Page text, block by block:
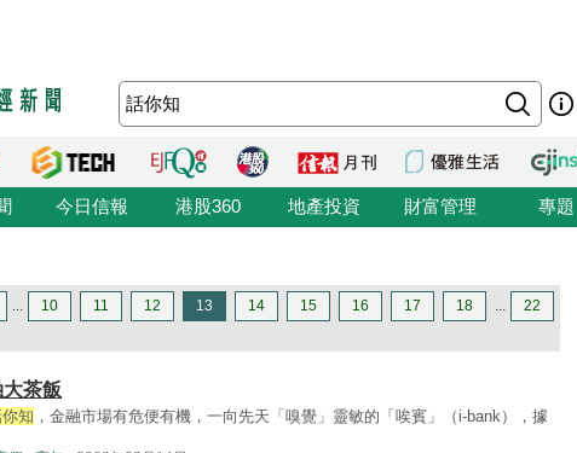
今日信報 港股360 地產投資 財富管理 專題
... 10 11 12 13 14 15 16 17 18 ... 22
大茶飯
知 ，金融市場有危便有機，一向先天「嗅覺」靈敏的「唉賓」（i-bank），據